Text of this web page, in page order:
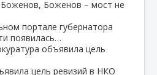
портале губернатора
появилась…
объявила цель